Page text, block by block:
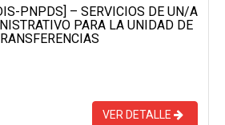
PNPDS] – SERVICIOS DE UN/A
PARA LA UNIDAD DE
VER DETALLE